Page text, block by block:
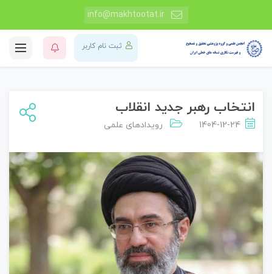
info@makhtootat.ir
ثبت نام کاربر
انتخاب رهبر جدید انقلاب
1404-12-24 رویدادهای علمی